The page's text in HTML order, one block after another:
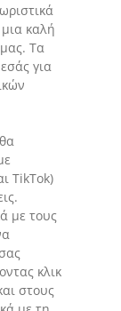
καλή
Τα
για
TikTok)
με τους
κλικ
στους